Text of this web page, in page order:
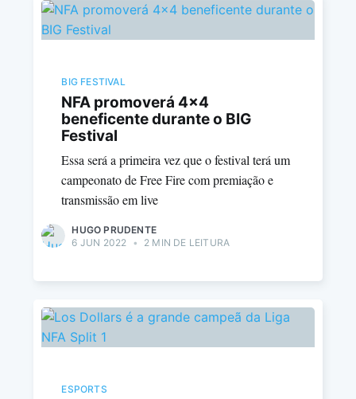
BIG FESTIVAL
NFA promoverá 4x4
beneficente durante o BIG
Festival
Essa será a primeira vez que o festival terá um
campeonato de Free Fire com premiação e
transmissão em live
HUGO PRUDENTE
6 JUN 2022 • 2 MIN DE LEITURA
ESPORTS